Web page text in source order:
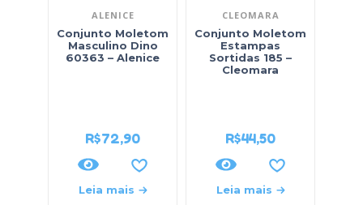
ALENICE
Conjunto Moletom
Masculino Dino
60363 – Alenice
R$72,90
Leia mais
CLEOMARA
Conjunto Moletom
Estampas
Sortidas 185 –
Cleomara
R$44,50
Leia mais